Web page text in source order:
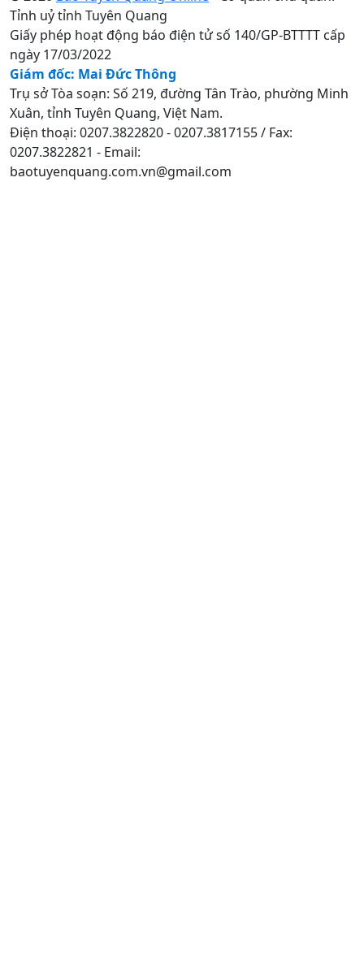
Tỉnh uỷ tỉnh Tuyên Quang
Giấy phép hoạt động báo điện tử số 140/GP-BTTTT cấp
ngày 17/03/2022
Giám đốc: Mai Đức Thông
Trụ sở Tòa soạn: Số 219, đường Tân Trào, phường Minh
Xuân, tỉnh Tuyên Quang, Việt Nam.
Điện thoại: 0207.3822820 - 0207.3817155 / Fax:
0207.3822821 - Email:
baotuyenquang.com.vn@gmail.com